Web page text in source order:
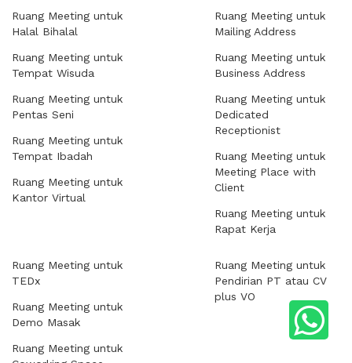
Ruang Meeting untuk
Halal Bihalal
Ruang Meeting untuk
Tempat Wisuda
Ruang Meeting untuk
Pentas Seni
Ruang Meeting untuk
Tempat Ibadah
Ruang Meeting untuk
Kantor Virtual
Ruang Meeting untuk
Mailing Address
Ruang Meeting untuk
Business Address
Ruang Meeting untuk
Dedicated
Receptionist
Ruang Meeting untuk
Meeting Place with
Client
Ruang Meeting untuk
Rapat Kerja
Ruang Meeting untuk
TEDx
Ruang Meeting untuk
Demo Masak
Ruang Meeting untuk
Ruang Meeting untuk
Pendirian PT atau CV
plus VO